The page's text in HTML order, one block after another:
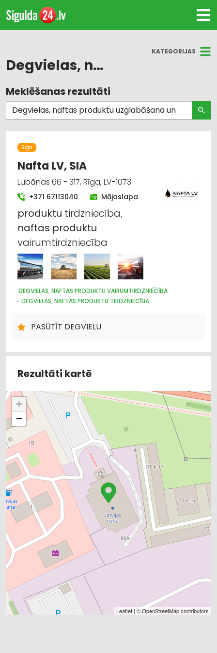
KATEGORIJAS
Degvielas, naftas produktu uzglabāšana un transportēšana
Visas nozares
Degvielas, naftas produktu tirdzniecība
transportēšana
Degvielas, naftas produktu vairumtirdzniecība
Kurināmais
Meklēšanas rezultāti
Rīga
Nafta LV, SIA
Lubānas 66 - 317, Rīga, LV-1073
+371 67113040 Mājaslapa
produktu tirdzniecība,
naftas produktu
vairumtirdzniecība
DEGVIELAS, NAFTAS PRODUKTU VAIRUMTIRDZNIECĪBA
DEGVIELAS, NAFTAS PRODUKTU TIRDZNIECĪBA
KURINĀMAIS
PASŪTĪT DEGVIELU
Rezultāti kartē
+
−
Leaflet | ©OpenStreetMapcontributors